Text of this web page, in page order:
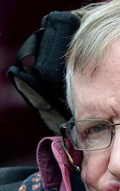
தான்
Oct 16, 2025 05:17 pm
ஸ்டீபன்
நெருப்பு
WE
வளர்ச்சி